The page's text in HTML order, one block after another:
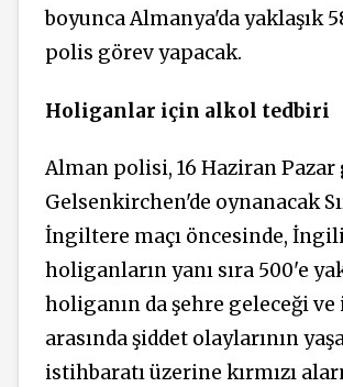
boyunca Almanya'da yaklaşık
polis görev yapacak.
Holiganlar için alkol tedbiri
Alman polisi, 16 Haziran Pazar
Gelsenkirchen'de oynanacak
İngiltere maçı öncesinde,
holiganların yanı sıra 500'e
holiganın da şehre geleceği
arasında şiddet olaylarının
istihbaratı üzerine kırmızı